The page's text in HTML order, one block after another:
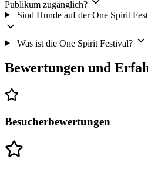
Publikum zugänglich?
Sind Hunde auf der One Spirit
Was ist die One Spirit Festival?
Bewertungen und
Besucherbewertungen